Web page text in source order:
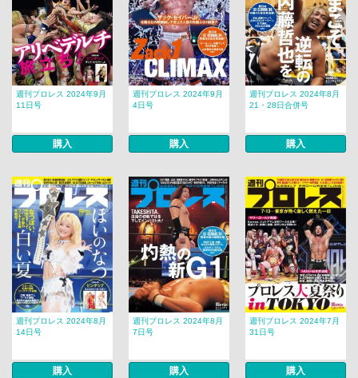
週刊プロレス 2024年9月
11日号
購入
週刊プロレス 2024年9月
4日号
購入
週刊プロレス 2024年8月
21・28日合併号
購入
週刊プロレス 2024年8月
14日号
購入
週刊プロレス 2024年8月
7日号
購入
週刊プロレス 2024年7月
31日号
購入